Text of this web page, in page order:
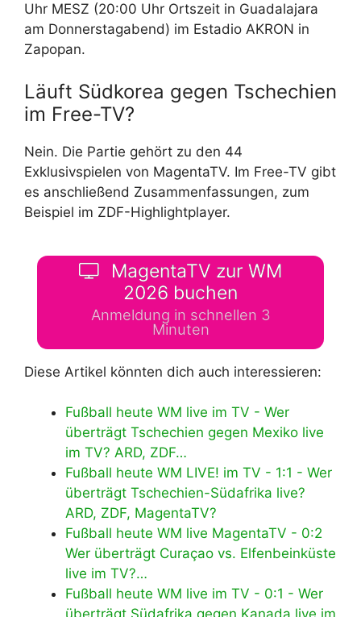
Uhr MESZ (20:00 Uhr Ortszeit in Guadalajara
am Donnerstagabend) im Estadio AKRON in
Zapopan.
Läuft Südkorea gegen Tschechien
im Free-TV?
Nein. Die Partie gehört zu den 44
Exklusivspielen von MagentaTV. Im Free-TV gibt
es anschließend Zusammenfassungen, zum
Beispiel im ZDF-Highlightplayer.
MagentaTV zur WM
2026 buchen
Anmeldung in schnellen 3
Minuten
Diese Artikel könnten dich auch interessieren:
Fußball heute WM live im TV - Wer
überträgt Tschechien gegen Mexiko live
im TV? ARD, ZDF…
Fußball heute WM LIVE! im TV - 1:1 - Wer
überträgt Tschechien-Südafrika live?
ARD, ZDF, MagentaTV?
Fußball heute WM live MagentaTV - 0:2
Wer überträgt Curaçao vs. Elfenbeinküste
live im TV?…
Fußball heute WM live im TV - 0:1 - Wer